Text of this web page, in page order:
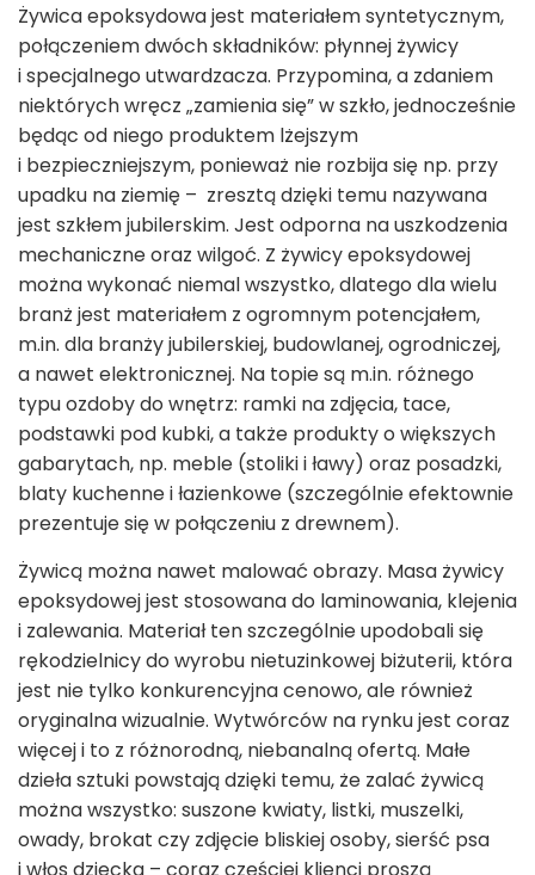
Żywica epoksydowa jest materiałem syntetycznym,
połączeniem dwóch składników: płynnej żywicy
i specjalnego utwardzacza. Przypomina, a zdaniem
niektórych wręcz „zamienia się” w szkło, jednocześnie
będąc od niego produktem lżejszym
i bezpieczniejszym, ponieważ nie rozbija się np. przy
upadku na ziemię – zresztą dzięki temu nazywana
jest szkłem jubilerskim. Jest odporna na uszkodzenia
mechaniczne oraz wilgoć. Z żywicy epoksydowej
można wykonać niemal wszystko, dlatego dla wielu
branż jest materiałem z ogromnym potencjałem,
m.in. dla branży jubilerskiej, budowlanej, ogrodniczej,
a nawet elektronicznej. Na topie są m.in. różnego
typu ozdoby do wnętrz: ramki na zdjęcia, tace,
podstawki pod kubki, a także produkty o większych
gabarytach, np. meble (stoliki i ławy) oraz posadzki,
blaty kuchenne i łazienkowe (szczególnie efektownie
prezentuje się w połączeniu z drewnem).
Żywicą można nawet malować obrazy. Masa żywicy
epoksydowej jest stosowana do laminowania, klejenia
i zalewania. Materiał ten szczególnie upodobali się
rękodzielnicy do wyrobu nietuzinkowej biżuterii, która
jest nie tylko konkurencyjna cenowo, ale również
oryginalna wizualnie. Wytwórców na rynku jest coraz
więcej i to z różnorodną, niebanalną ofertą. Małe
dzieła sztuki powstają dzięki temu, że zalać żywicą
można wszystko: suszone kwiaty, listki, muszelki,
owady, brokat czy zdjęcie bliskiej osoby, sierść psa